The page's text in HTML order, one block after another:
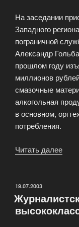
На заседании
Западного
пограничной
Александр
прошлом году
миллионов
смазочные
алкогольная
в основном,
потребления.
Читать далее
ОПУБЛИКОВАНО
19.07.2003